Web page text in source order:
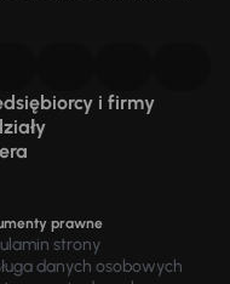
i firmy
prawne
strony
danych osobowych